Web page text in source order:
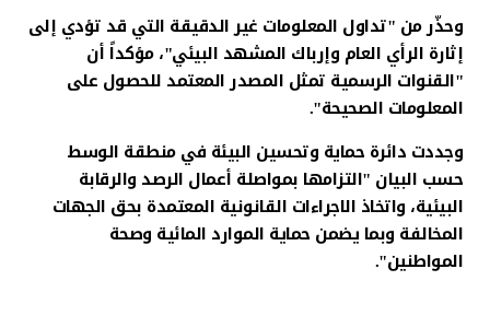
وحذّر من "تداول المعلومات غير الدقيقة التي قد تؤدي إلى
إثارة الرأي العام وإرباك المشهد البيئي"، مؤكداً أن
"القنوات الرسمية تمثل المصدر المعتمد للحصول على
المعلومات الصحيحة".
وجددت دائرة حماية وتحسين البيئة في منطقة الوسط
حسب البيان "التزامها بمواصلة أعمال الرصد والرقابة
البيئية، واتخاذ الاجراءات القانونية المعتمدة بحق الجهات
المخالفة وبما يضمن حماية الموارد المائية وصحة
المواطنين".